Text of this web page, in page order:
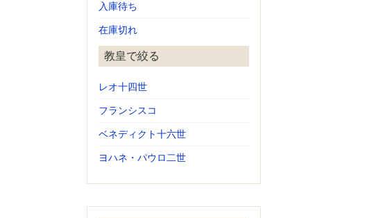
入庫待ち
在庫切れ
教皇で絞る
レオ十四世
フランシスコ
ベネディクト十六世
ヨハネ・パウロ二世